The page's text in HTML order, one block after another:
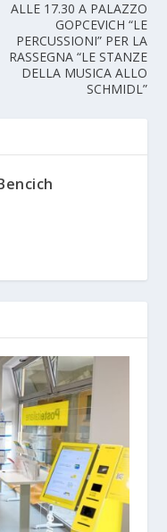
ALLE 17.30 A PALAZZO
GOPCEVICH “LE
PERCUSSIONI” PER LA
RASSEGNA “LE STANZE
DELLA MUSICA ALLO
SCHMIDL”